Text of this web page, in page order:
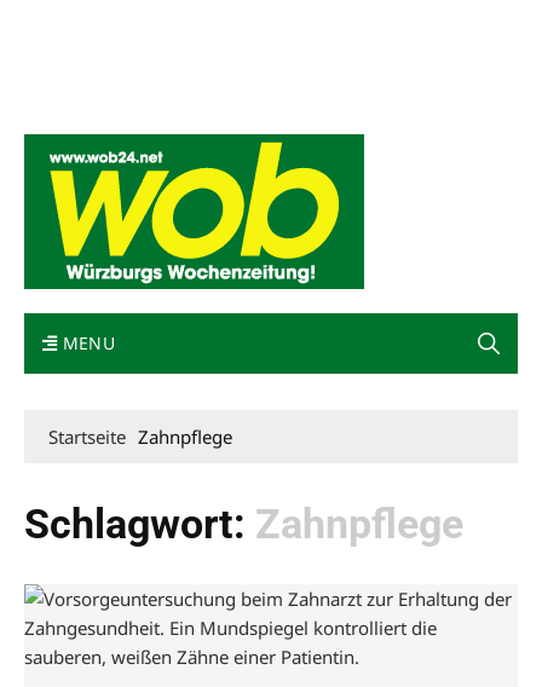
MENU
Startseite Zahnpflege
Schlagwort: Zahnpflege